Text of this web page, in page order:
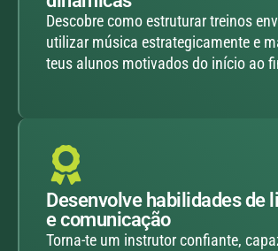
Descobre como estruturar treinos
utilizar música estrategicamente e
teus alunos motivados do início ao
Desenvolve habilidades de
e comunicação
Torna-te um instrutor confiante,